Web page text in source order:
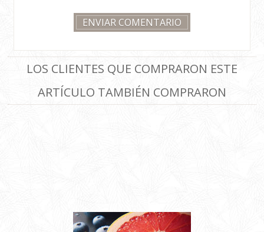
LOS CLIENTES QUE COMPRARON ESTE
ARTÍCULO TAMBIÉN COMPRARON